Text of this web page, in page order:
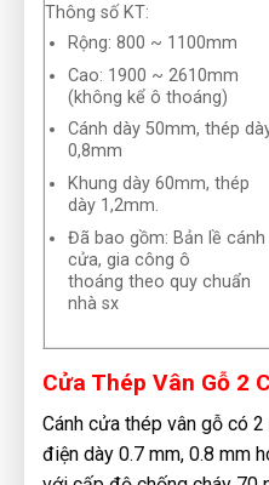
Thông số KT:
Rộng: 800 ~ 1100mm
Cao: 1900 ~ 2610mm
(không kể ô thoáng)
Cánh dày 50mm, thép
0,8mm
Khung dày 60mm, thép
dày 1,2mm.
Đã bao gồm: Bản lề cánh
cửa, gia công ô
thoáng theo quy chuẩn
nhà sx
Cửa Thép Vân Gỗ 2
Cánh cửa thép vân gỗ có
điện dày 0.7 mm, 0.8 mm